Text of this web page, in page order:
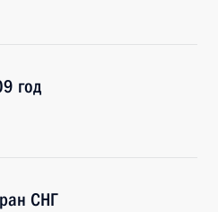
год
СНГ